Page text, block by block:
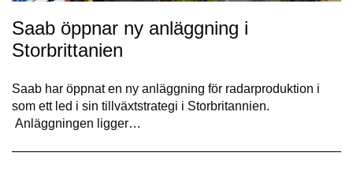
Saab öppnar ny anläggning i
Storbrittanien
Saab har öppnat en ny anläggning för radarproduktion i
som ett led i sin tillväxtstrategi i Storbritannien.
Anläggningen ligger…